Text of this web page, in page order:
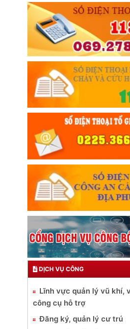
DỊCH VỤ CÔNG
Lĩnh vực quản lý vũ khí,
công cụ hỗ trợ
Đăng ký, quản lý cư trú